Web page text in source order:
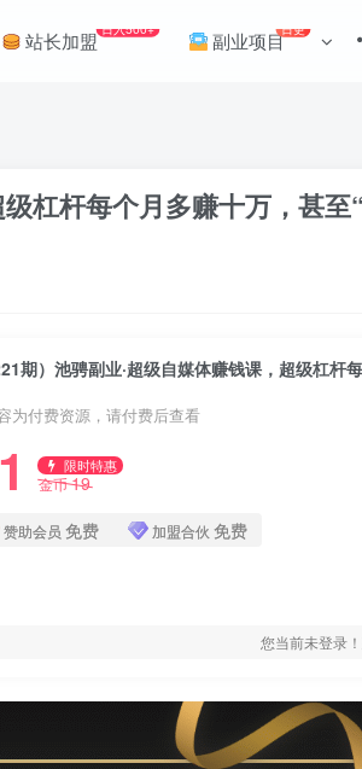
站长加盟日入500+ 副业项目日更
杠杆每个月多赚十万，甚至
为付费资源，请付费后查看
1 限时特惠
金币19
赞助会员 免费 加盟合伙 免费
您当前未登录